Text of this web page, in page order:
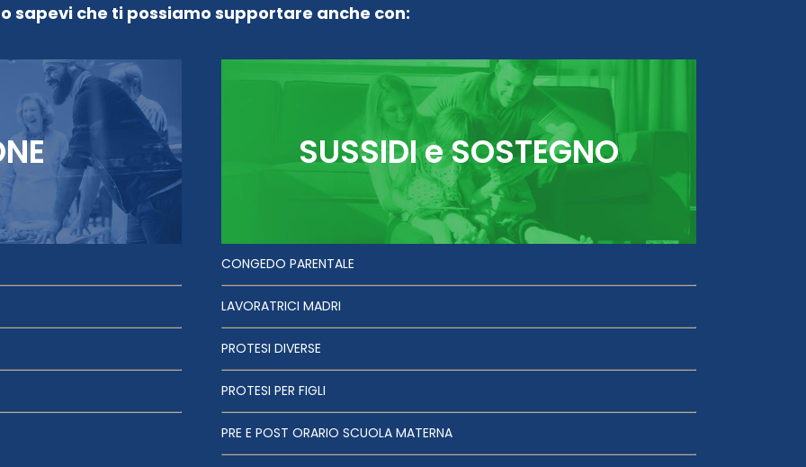
sapevi che ti possiamo supportare anche con:
SUSSIDI e SOSTEGNO
CONGEDO PARENTALE
LAVORATRICI MADRI
PROTESI DIVERSE
PROTESI PER FIGLI
PRE E POST ORARIO SCUOLA MATERNA